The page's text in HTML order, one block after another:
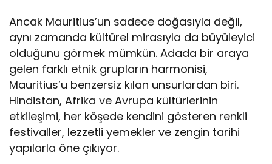
Ancak Mauritius’un sadece doğasıyla değil,
aynı zamanda kültürel mirasıyla da büyüleyici
olduğunu görmek mümkün. Adada bir araya
gelen farklı etnik grupların harmonisi,
Mauritius’u benzersiz kılan unsurlardan biri.
Hindistan, Afrika ve Avrupa kültürlerinin
etkileşimi, her köşede kendini gösteren renkli
festivaller, lezzetli yemekler ve zengin tarihi
yapılarla öne çıkıyor.